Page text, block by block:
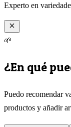
Experto en
🌱
¿En qué
Puedo recomendar
productos y añadir